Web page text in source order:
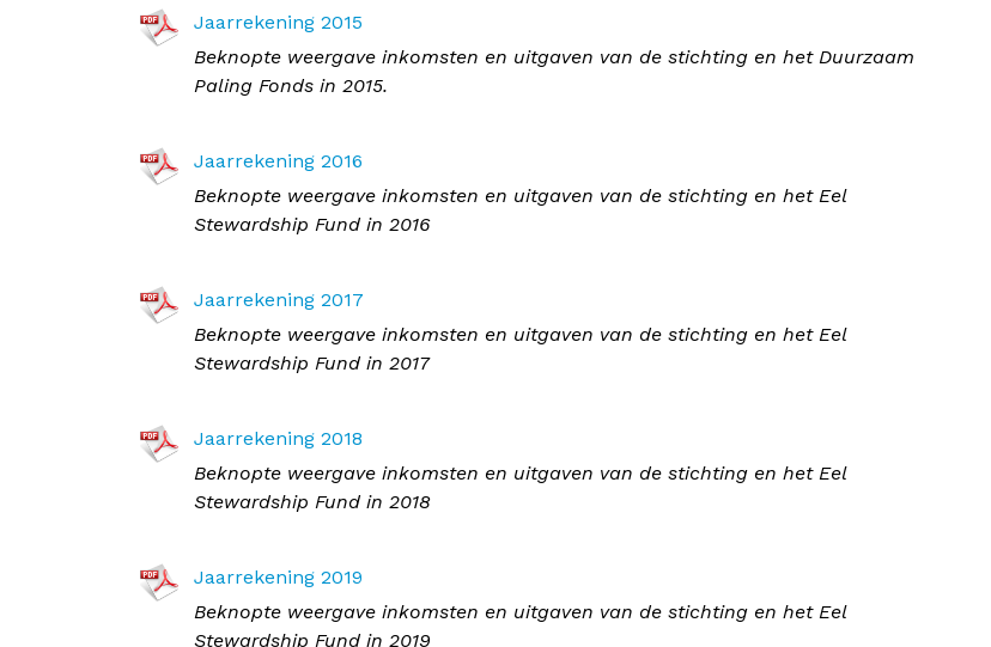
Jaarrekening 2015
Beknopte weergave inkomsten en uitgaven van de stichting en het Duurzaam
Paling Fonds in 2015.
Jaarrekening 2016
Beknopte weergave inkomsten en uitgaven van de stichting en het Eel
Stewardship Fund in 2016
Jaarrekening 2017
Beknopte weergave inkomsten en uitgaven van de stichting en het Eel
Stewardship Fund in 2017
Jaarrekening 2018
Beknopte weergave inkomsten en uitgaven van de stichting en het Eel
Stewardship Fund in 2018
Jaarrekening 2019
Beknopte weergave inkomsten en uitgaven van de stichting en het Eel
Stewardship Fund in 2019